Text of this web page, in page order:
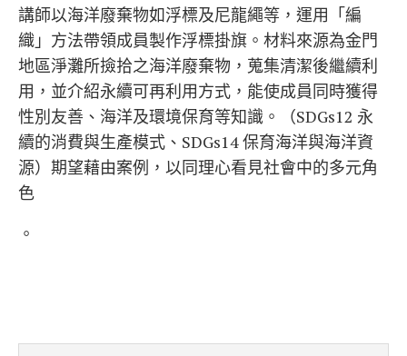
講師以海洋廢棄物如浮標及尼龍繩等，運用「編
織」方法帶領成員製作浮標掛旗。材料來源為金門
地區淨灘所撿拾之海洋廢棄物，蒐集清潔後繼續利
用，並介紹永續可再利用方式，能使成員同時獲得
性別友善、海洋及環境保育等知識。（SDGs12 永
續的消費與生產模式、SDGs14 保育海洋與海洋資
源）期望藉由案例，以同理心看見社會中的多元角
色
。